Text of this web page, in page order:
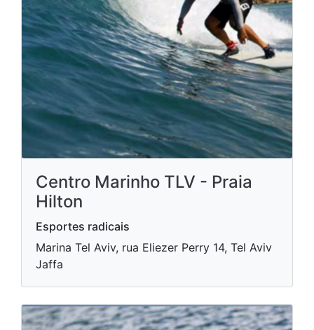
Centro Marinho TLV - Praia
Hilton
Esportes radicais
Marina Tel Aviv, rua Eliezer Perry 14, Tel Aviv
Jaffa